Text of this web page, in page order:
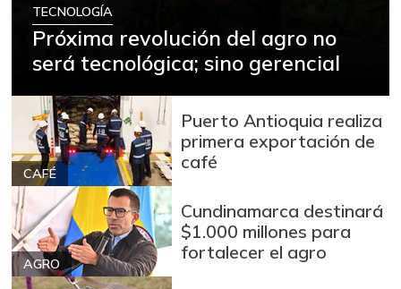
TECNOLOGÍA
Próxima revolución del agro no
será tecnológica; sino gerencial
CAFÉ
Puerto Antioquia realiza
primera exportación de
café
AGRO
Cundinamarca destinará
$1.000 millones para
fortalecer el agro